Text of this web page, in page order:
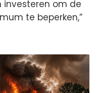
investeren om de
te beperken,”